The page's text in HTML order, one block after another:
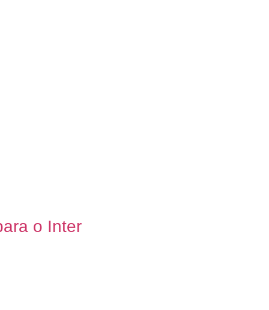
o Inter